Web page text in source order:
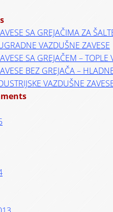
SA GREJAČIMA ZA
VAZDUŠNE ZAVESE
SA GREJAČEM – TOPLE
BEZ GREJAČA –
VAZDUŠNE